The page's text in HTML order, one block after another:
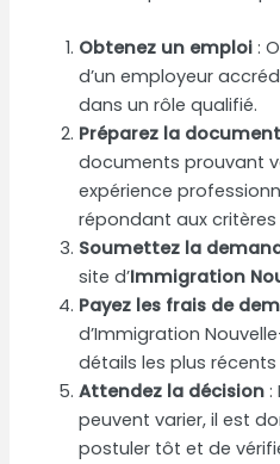
Obtenez un emploi :
d’un employeur
dans un rôle qualifié.
Préparez la
documents prouvant
expérience
répondant aux
Soumettez la
site d’Immigration
Payez les frais de
d’Immigration
détails les plus
Attendez la décision :
peuvent varier, il est
postuler tôt et de